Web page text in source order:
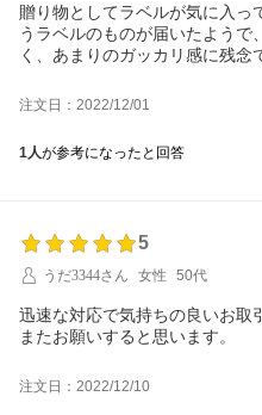
贈り物としてラベルが気に入っ
うラベルのものが届いたようで
く、あまりのガッカリ感に残念
もう少し気遣いがほしかった
い。
注文日：2022/12/01
1人が参考になったと回答
5
うだ3344さん
女性 50代
迅速な対応で気持ちの良いお取
またお願いすると思います。
注文日：2022/12/10